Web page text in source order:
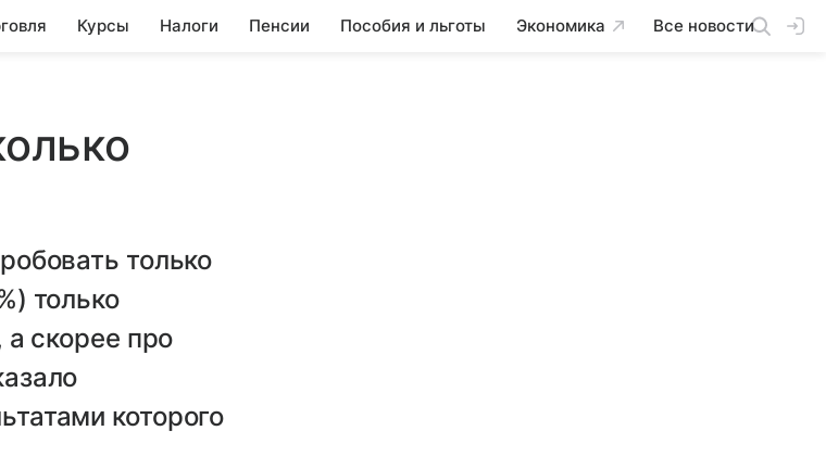
Курсы Налоги Пенсии Пособия и льготы Экономика Все новости
только
только
скорее про
которого